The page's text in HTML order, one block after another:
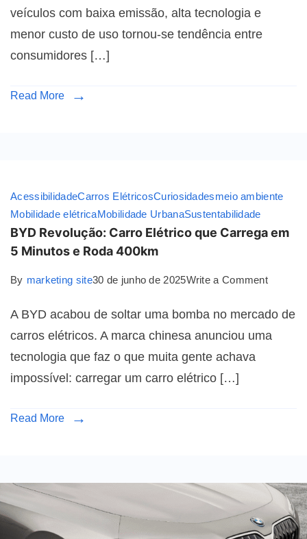
veículos com baixa emissão, alta tecnologia e
menor custo de uso tornou-se tendência entre
consumidores […]
Read More
AcessibilidadeCarros ElétricosCuriosidadesmeio ambiente
Mobilidade elétricaMobilidade UrbanaSustentabilidade
BYD Revolução: Carro Elétrico que Carrega em
5 Minutos e Roda 400km
By marketing site30 de junho de 2025Write a Comment
A BYD acabou de soltar uma bomba no mercado de
carros elétricos. A marca chinesa anunciou uma
tecnologia que faz o que muita gente achava
impossível: carregar um carro elétrico […]
Read More